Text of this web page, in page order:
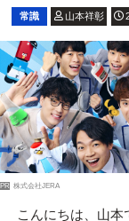
常識 山本祥彰
PR 株式会社JERA
こんにちは、山本